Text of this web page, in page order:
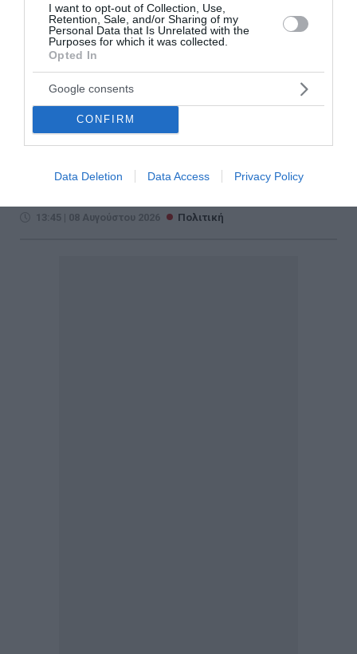
I want to opt-out of Collection, Use,
Retention, Sale, and/or Sharing of my
Personal Data that Is Unrelated with the
Purposes for which it was collected.
Opted In
Google consents
CONFIRM
Data Deletion Data Access Privacy Policy
Απάντηση ΠΑΣΟΚ σε Σκέρτσο::
«Οι πίνακες και οι αναλύσεις του
διαρκούν όσο ένα ηλιοβασίλεμα»
Απάντηση του ΠΑΣΟΚ στον Άκη Σκέρτσο για τα
εισόδημα και ανισότητες και αιχμές για τις
13:45 | 08 Αυγούστου 2026 Πολιτική